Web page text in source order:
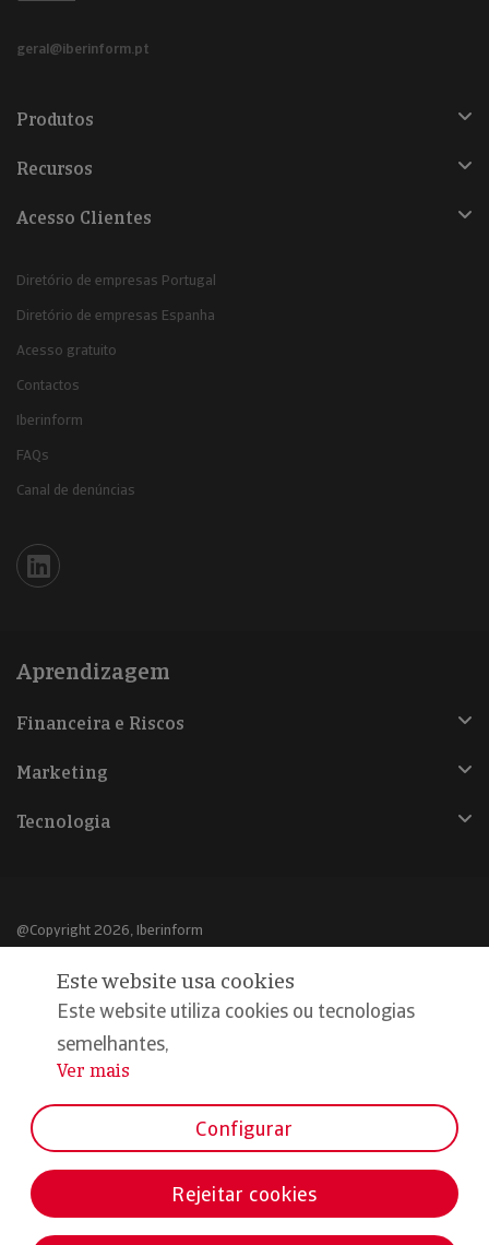
geral@iberinform.pt
Produtos
Recursos
Acesso Clientes
Diretório de empresas Portugal
Diretório de empresas Espanha
Acesso gratuito
Contactos
Iberinform
FAQs
Canal de denúncias
Iberinform en Linkedin
Aprendizagem
Financeira e Riscos
Marketing
Tecnologia
@Copyright 2026, Iberinform
Aviso legal
Política de cookies
Declaração de privacidade
Este website usa cookies
Este website utiliza cookies ou tecnologias
semelhantes,
...
Ver mais
Configurar
Rejeitar cookies